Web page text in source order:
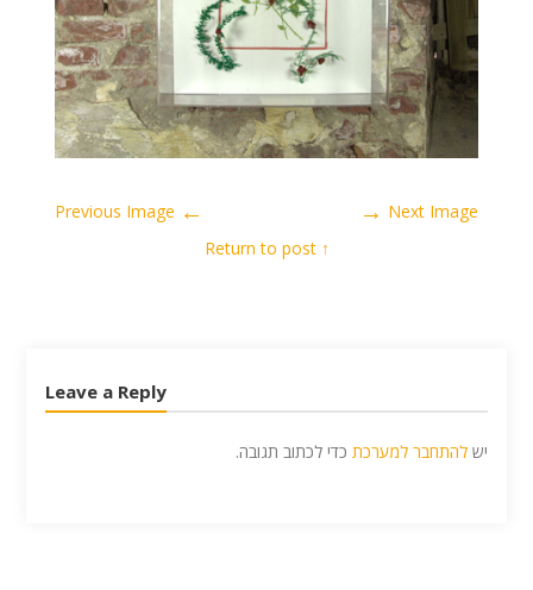
← Next Image
→
↑ Return to post
Leave a Reply
יש להתחבר למערכתכדי לכתוב תגובה.